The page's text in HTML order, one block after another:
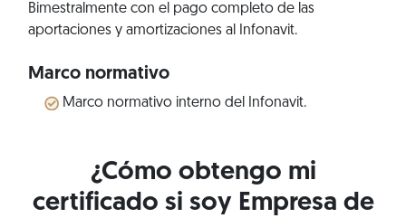
Bimestralmente con el pago completo de las
aportaciones y amortizaciones al Infonavit.
Marco normativo
Marco normativo interno del Infonavit.
¿Cómo obtengo mi
certificado si soy Empresa de